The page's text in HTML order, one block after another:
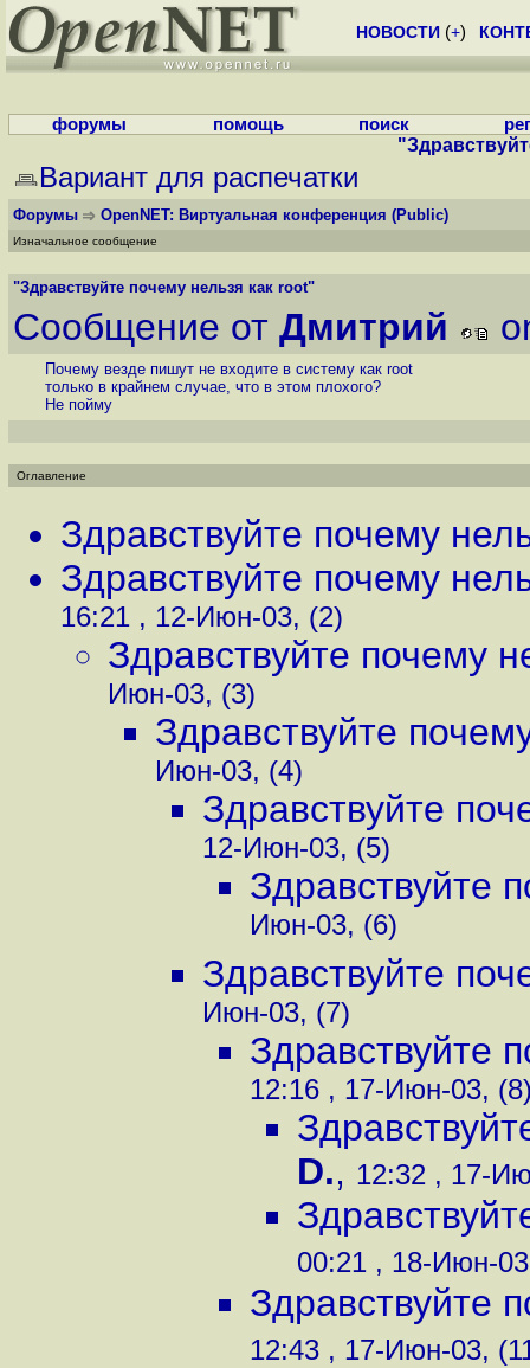
НОВОСТИ (+)
форумы помощь поиск
Вариант для распечатки
Форумы OpenNET: Виртуальная конференция (Public)
Изначальное сообщение
"Здравствуйте почему нельзя как root"
Сообщение от Дмитрий
Почему везде пишут не входите в систему как root
только в крайнем случае, что в этом плохого?
Не пойму
Оглавление
Здравствуйте почему
Здравствуйте почему
16:21 , 12-Июн-03, (2)
Здравствуйте почему
Июн-03, (3)
Здравствуйте
Июн-03, (4)
Здравствуйте
12-Июн-03, (5)
Здравствуйте
Июн-03, (6)
Здравствуйте
Июн-03, (7)
Здравствуйте
12:16 , 17-Июн-03,
D., 12:32 , 17-
00:21 , 18-Июн-
Здравствуйте
12:43 , 17-Июн-03,